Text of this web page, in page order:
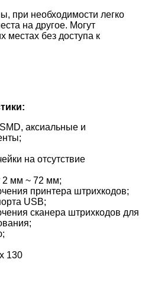
при необходимости легко
на другое. Могут
местах без доступа к
аксиальные и
на отсутствие
2 мм ~ 72 мм;
принтера штрихкодов;
USB;
сканера штрихкодов для
130